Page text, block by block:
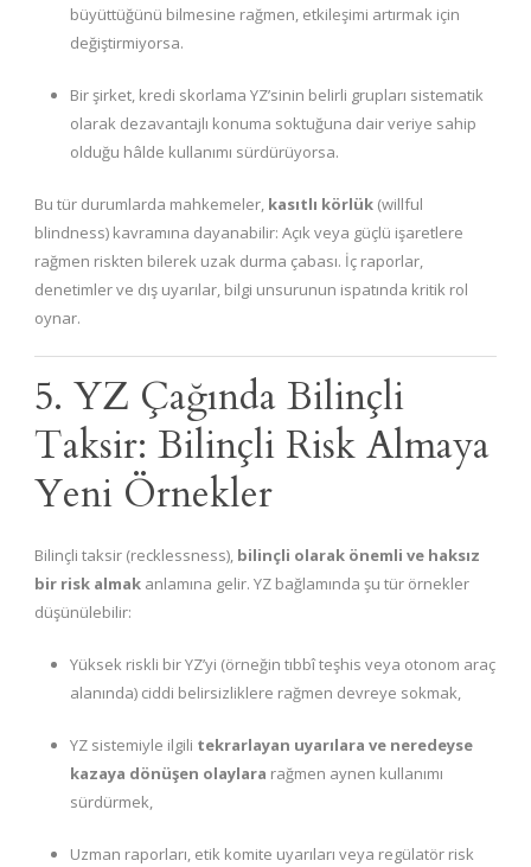
büyüttüğünü bilmesine rağmen, etkileşimi artırmak için
değiştirmiyorsa.
Bir şirket, kredi skorlama YZ’sinin belirli grupları sistematik
olarak dezavantajlı konuma soktuğuna dair veriye sahip
olduğu hâlde kullanımı sürdürüyorsa.
Bu tür durumlarda mahkemeler, kasıtlı körlük (willful
blindness) kavramına dayanabilir: Açık veya güçlü işaretlere
rağmen riskten bilerek uzak durma çabası. İç raporlar,
denetimler ve dış uyarılar, bilgi unsurunun ispatında kritik rol
oynar.
5. YZ Çağında Bilinçli
Taksir: Bilinçli Risk Almaya
Yeni Örnekler
Bilinçli taksir (recklessness), bilinçli olarak önemli ve haksız
bir risk almak anlamına gelir. YZ bağlamında şu tür örnekler
düşünülebilir:
Yüksek riskli bir YZ’yi (örneğin tıbbî teşhis veya otonom araç
alanında) ciddi belirsizliklere rağmen devreye sokmak,
YZ sistemiyle ilgili tekrarlayan uyarılara ve neredeyse
kazaya dönüşen olaylara rağmen aynen kullanımı
sürdürmek,
Uzman raporları, etik komite uyarıları veya regülatör risk